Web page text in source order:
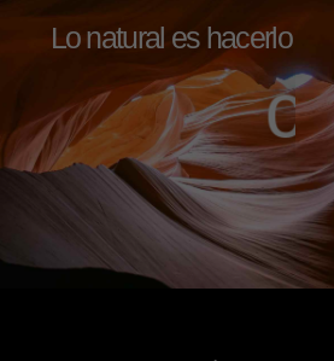
Lo natural es hacerlo
c on alma